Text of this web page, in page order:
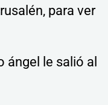
para ver
ángel le salió al